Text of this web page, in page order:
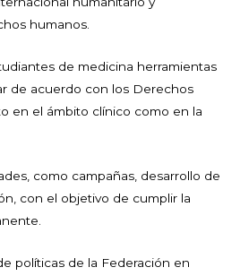
humanos.
de medicina herramientas
de acuerdo con los Derechos
en el ámbito clínico como en la
como campañas, desarrollo de
con el objetivo de cumplir la
políticas de la Federación en